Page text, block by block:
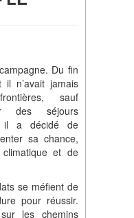
Du fin
n’avait jamais
sauf
des séjours
il a décidé de
sa chance,
et de
se méfient de
pour réussir.
les chemins